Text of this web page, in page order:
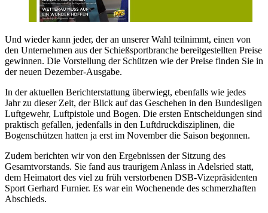
Und wieder kann jeder, der an unserer Wahl teilnimmt, einen von
den Unternehmen aus der Schießsportbranche bereitgestellten Preise
gewinnen. Die Vorstellung der Schützen wie der Preise finden Sie in
der neuen Dezember-Ausgabe.
In der aktuellen Berichterstattung überwiegt, ebenfalls wie jedes
Jahr zu dieser Zeit, der Blick auf das Geschehen in den Bundesligen
Luftgewehr, Luftpistole und Bogen. Die ersten Entscheidungen sind
praktisch gefallen, jedenfalls in den Luftdruckdisziplinen, die
Bogenschützen hatten ja erst im November die Saison begonnen.
Zudem berichten wir von den Ergebnissen der Sitzung des
Gesamtvorstands. Sie fand aus traurigem Anlass in Adelsried statt,
dem Heimatort des viel zu früh verstorbenen DSB-Vizepräsidenten
Sport Gerhard Furnier. Es war ein Wochenende des schmerzhaften
Abschieds.